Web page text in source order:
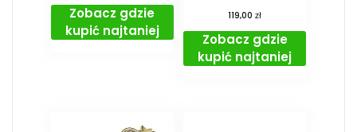
Zobacz gdzie
kupić najtaniej
119,00zł
Zobacz gdzie
kupić najtaniej